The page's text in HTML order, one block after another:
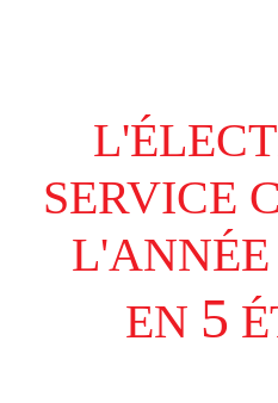
SERVICE
EN 5